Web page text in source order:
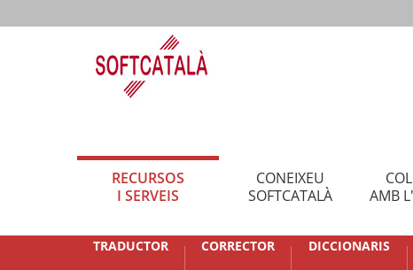
RECURSOS
I SERVEIS
CONEIXEU
SOFTCATALÀ
AMB
TRADUCTOR CORRECTOR DICCIONARIS